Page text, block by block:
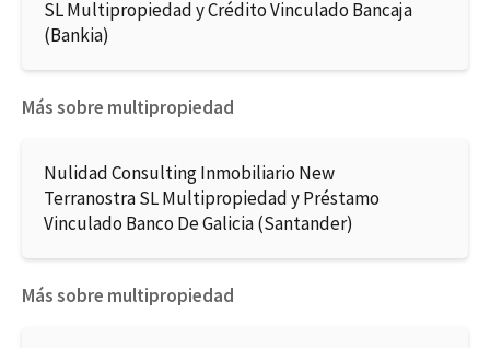
SL Multipropiedad y Crédito Vinculado Bancaja
(Bankia)
Más sobre multipropiedad
Nulidad Consulting Inmobiliario New
Terranostra SL Multipropiedad y Préstamo
Vinculado Banco De Galicia (Santander)
Más sobre multipropiedad